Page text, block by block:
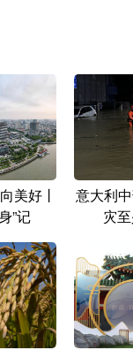
美好丨
”记
意大利
灾